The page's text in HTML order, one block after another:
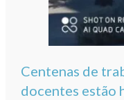
Centenas de
docentes estão